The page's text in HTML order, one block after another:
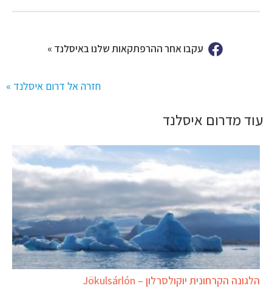
עקבו אחר ההרפתקאות שלנו באיסלנד »
חזרה אל דרום איסלנד »
עוד מדרום איסלנד
הלגונה הקרחונית יוקולסרלון – Jökulsárlón